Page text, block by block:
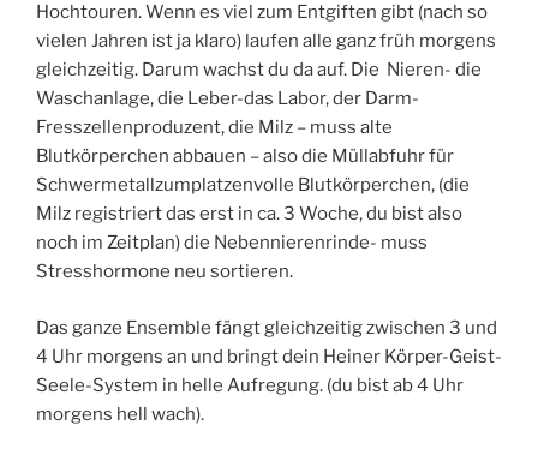
Hochtouren. Wenn es viel zum Entgiften gibt (nach so
vielen Jahren ist ja klaro) laufen alle ganz früh morgens
gleichzeitig. Darum wachst du da auf. Die Nieren- die
Waschanlage, die Leber-das Labor, der Darm-
Fresszellenproduzent, die Milz – muss alte
Blutkörperchen abbauen – also die Müllabfuhr für
Schwermetallzumplatzenvolle Blutkörperchen, (die
Milz registriert das erst in ca. 3 Woche, du bist also
noch im Zeitplan) die Nebennierenrinde- muss
Stresshormone neu sortieren.
Das ganze Ensemble fängt gleichzeitig zwischen 3 und
4 Uhr morgens an und bringt dein Heiner Körper-Geist-
Seele-System in helle Aufregung. (du bist ab 4 Uhr
morgens hell wach).